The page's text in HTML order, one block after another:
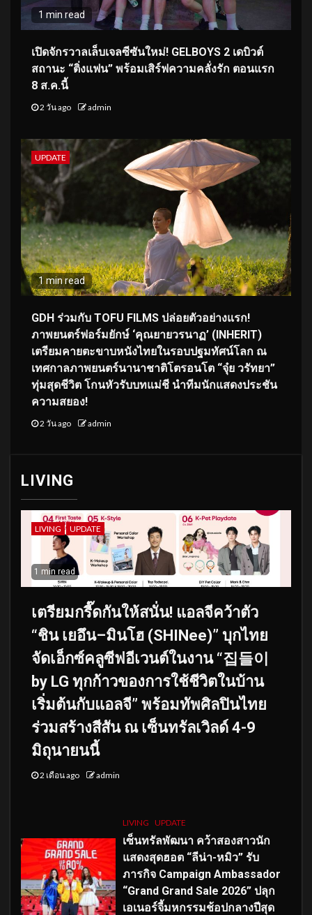
1 min read
เปิดจักรวาลเล็บเจลซีซันใหม่! GELBOYS 2 เดบิวต์
สถานะ “ติ่งแฟน” พร้อมเสิร์ฟความคลั่งรัก ตอนแรก
8 ส.ค.นี้
2 วัน ago admin
UPDATE
1 min read
GDH ร่วมกับ TOFU FILMS ปล่อยตัวอย่างแรก!
ภาพยนตร์ฟอร์มยักษ์ ‘คุณยายวรนาฏ’ (INHERIT)
เตรียมคายตะขาบหนังไทยในรอบปฐมทัศน์โลก ณ
เทศกาลภาพยนตร์นานาชาติโตรอนโต “จุ๋ย วรัทยา”
ทุ่มสุดชีวิต โกนหัวรับบทแม่ชี นำทีมนักแสดงประชัน
ความสยอง!
2 วัน ago admin
LIVING
LIVING UPDATE
1 min read
เตรียมกรี๊ดกันให้สนั่น! แอลจีคว้าตัว
“ชิน เยอึน–มินโฮ (SHINee)” บุกไทย
จัดเอ็กซ์คลูซีฟอีเวนต์ในงาน “집들이
by LG ทุกก้าวของการใช้ชีวิตในบ้าน
เริ่มต้นกับแอลจี” พร้อมทัพศิลปินไทย
ร่วมสร้างสีสัน ณ เซ็นทรัลเวิลด์ 4-9
มิถุนายนนี้
2 เดือน ago admin
LIVING UPDATE
เซ็นทรัลพัฒนา คว้าสองสาวนัก
แสดงสุดฮอต “ลีน่า-หมิว” รับ
ภารกิจ Campaign Ambassador
“Grand Grand Sale 2026” ปลุก
เอเนอร์จี้มหกรรมช้อปกลางปีสุด